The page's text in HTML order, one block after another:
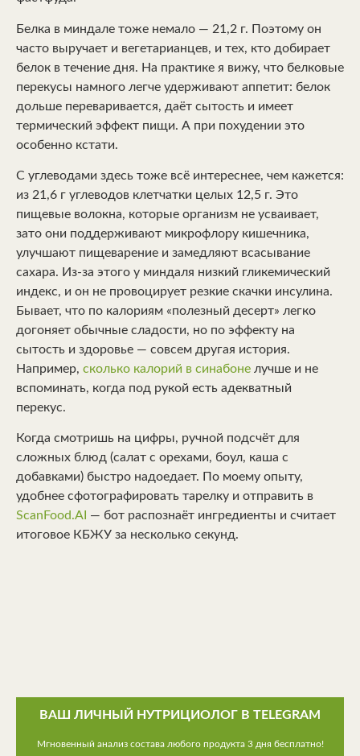
Белка в миндале тоже немало — 21,2 г. Поэтому он
часто выручает и вегетарианцев, и тех, кто добирает
белок в течение дня. На практике я вижу, что белковые
перекусы намного легче удерживают аппетит: белок
дольше переваривается, даёт сытость и имеет
термический эффект пищи. А при похудении это
особенно кстати.
С углеводами здесь тоже всё интереснее, чем кажется:
из 21,6 г углеводов клетчатки целых 12,5 г. Это
пищевые волокна, которые организм не усваивает,
зато они поддерживают микрофлору кишечника,
улучшают пищеварение и замедляют всасывание
сахара. Из-за этого у миндаля низкий гликемический
индекс, и он не провоцирует резкие скачки инсулина.
Бывает, что по калориям «полезный десерт» легко
догоняет обычные сладости, но по эффекту на
сытость и здоровье — совсем другая история.
Например, сколько калорий в синабоне лучше и не
вспоминать, когда под рукой есть адекватный
перекус.
Когда смотришь на цифры, ручной подсчёт для
сложных блюд (салат с орехами, боул, каша с
добавками) быстро надоедает. По моему опыту,
удобнее сфотографировать тарелку и отправить в
ScanFood.AI — бот распознаёт ингредиенты и считает
итоговое КБЖУ за несколько секунд.
ВАШ ЛИЧНЫЙ НУТРИЦИОЛОГ В TELEGRAM
Мгновенный анализ состава любого продукта 3 дня бесплатно!